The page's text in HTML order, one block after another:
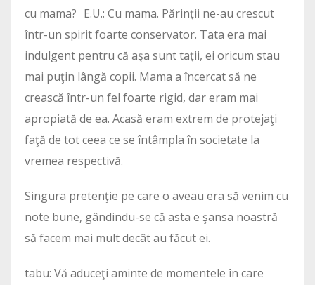
cu mama? E.U.: Cu mama. Părinţii ne-au crescut
într-un spirit foarte conservator. Tata era mai
indulgent pentru că aşa sunt taţii, ei oricum stau
mai puţin lângă copii. Mama a încercat să ne
crească într-un fel foarte rigid, dar eram mai
apropiată de ea. Acasă eram extrem de protejaţi
faţă de tot ceea ce se întâmpla în societate la
vremea respectivă.
Singura pretenţie pe care o aveau era să venim cu
note bune, gândindu-se că asta e şansa noastră
să facem mai mult decât au făcut ei.
tabu: Vă aduceţi aminte de momentele în care